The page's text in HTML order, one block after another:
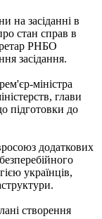
на засіданні в
стан справ в
РНБО
засідання.
міністра
глави
підготовки до
додаткових
українців,
створення